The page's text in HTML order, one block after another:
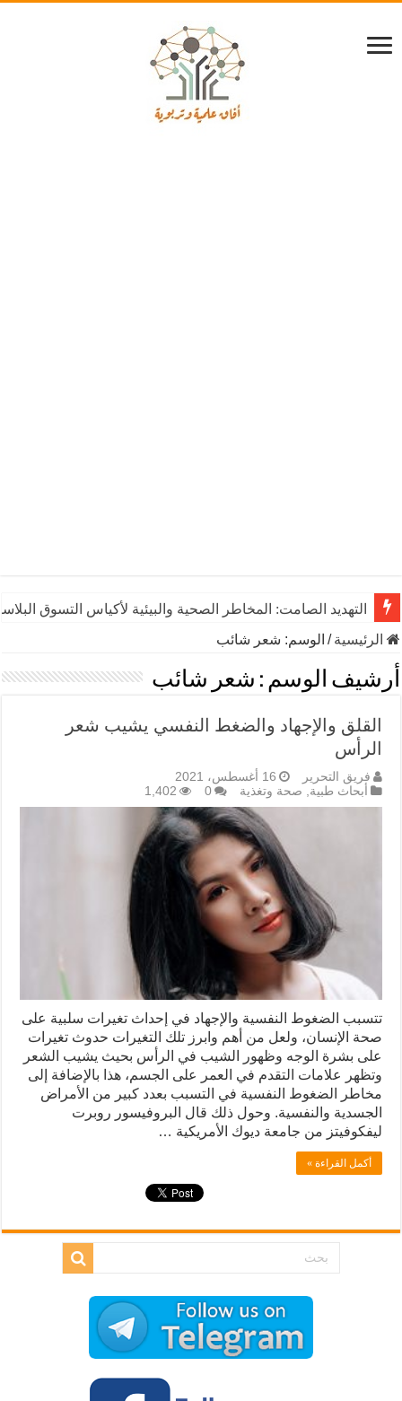
التهديد الصامت: المخاطر الصحية والبيئية لأكياس التسوق
الرئيسية/ الوسم: شعر شائب
أرشيف الوسم : شعر شائب
القلق والإجهاد والضغط النفسي يشيب شعر
الرأس
فريق التحرير
16 أغسطس، 2021
أبحاث طبية, صحة وتغذية 0
1,402
تتسبب الضغوط النفسية والإجهاد في إحداث تغيرات سلبية على
صحة الإنسان، ولعل من أهم وابرز تلك التغيرات حدوث تغيرات
على بشرة الوجه وظهور الشيب في الرأس بحيث يشيب الشعر
وتظهر علامات التقدم في العمر على الجسم، هذا بالإضافة إلى
مخاطر الضغوط النفسية في التسبب بعدد كبير من الأمراض
الجسدية والنفسية. وحول ذلك قال البروفيسور روبرت
ليفكوفيتز من جامعة ديوك الأمريكية …
أكمل القراءة »